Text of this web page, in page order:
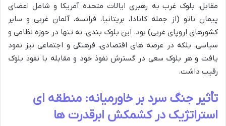
مقابل، بلوک غرب به رهبری ایالات متحده آمریکا و شامل اعضای
پیمان ناتو (از جمله کانادا، بریتانیا، فرانسه، آلمان غربی و سایر
کشورهای اروپای غربی) بود. این بلوک بندی، نه تنها در حوزه نظامی و
سیاسی، بلکه در عرصه های اقتصادی، فرهنگی و اجتماعی نیز نمود
یافت و هر بلوک سعی در گسترش نفوذ خود و مقابله با نفوذ بلوک
رقیب داشت.
تأثیر جنگ سرد بر خاورمیانه: منطقه ای
استراتژیک در کشمکش ابرقدرت ها